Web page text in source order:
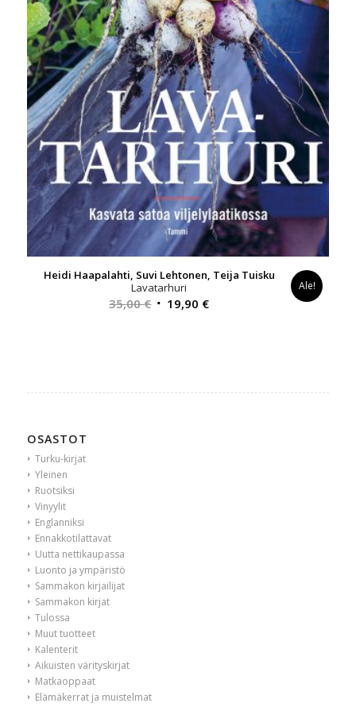
Heidi Haapalahti, Suvi Lehtonen, Teija Tuisku
Lavatarhuri
35,00€ Alkuperäinen
19,90 €Nykyinen
Ale!
OSASTOT
Turku-kirjat
Yleinen
Ruotsiksi
Vinyylit
Englanniksi
Ennakkotilattavat
Uutta nettikaupassa
Luonto ja ympäristö
Sammakon kirjailijat
Sammakon kirjat
Tulossa
Muut tuotteet
Kalenterit
Aikuisten värityskirjat
Matkaoppaat
Elämäkerrat ja muistelmat